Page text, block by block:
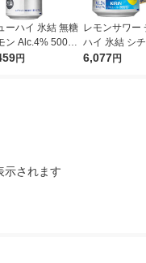
ーハイ 氷結 無糖
ン Alc.4% 500ml
ス(24本入) レモ
円
レモンサワー
ハイ 氷結 シ
レモン 350ml
6,077円
示されます